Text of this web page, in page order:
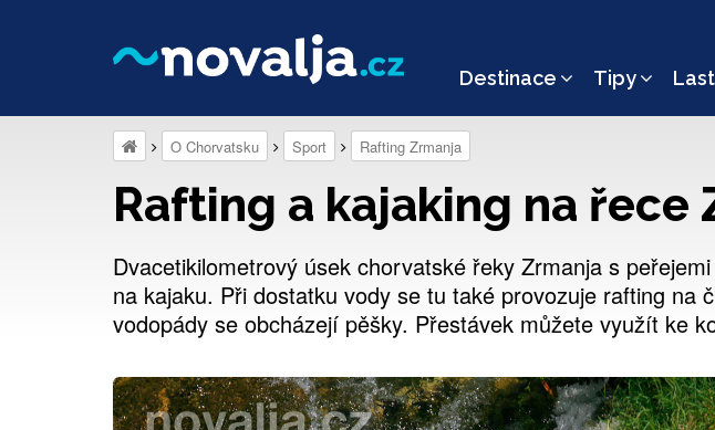
Destinace Tipy
O Chorvatsku Sport Rafting Zrmanja
Rafting a kajaking na řece
Dvacetikilometrový úsek chorvatské řeky Zrmanja s
na kajaku. Při dostatku vody se tu také provozuje rafting na
vodopády se obcházejí pěšky. Přestávek můžete využít ke